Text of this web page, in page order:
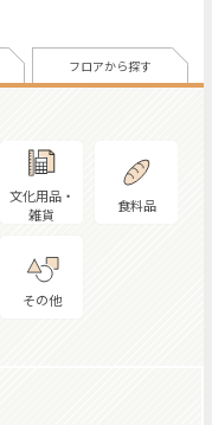
フロアから探す
文化用品・
雑貨
食料品
その他